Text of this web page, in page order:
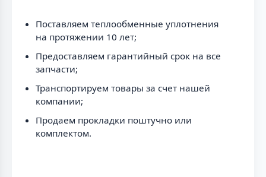
Поставляем теплообменные уплотнения
на протяжении 10 лет;
Предоставляем гарантийный срок на все
запчасти;
Транспортируем товары за счет нашей
компании;
Продаем прокладки поштучно или
комплектом.